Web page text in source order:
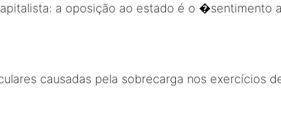
a oposição ao estado é o �sentimento
causadas pela sobrecarga nos exercícios